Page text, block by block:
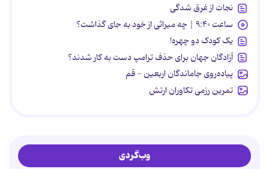
نجات از غرق شدگی
ساعت ۹:۴۰ | چه میراثی از خود به جای گذاشت؟
یک کودک دو چهره!
آزادگان جهان برای حذف ترامپ دست به کار شدند؟
پیاده‌روی جاماندگان اربعین - قم
تمرین رزمی تکاوران ارتش
وب‌گردی